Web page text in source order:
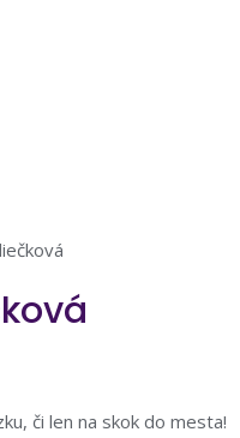
či len na skok do mesta!